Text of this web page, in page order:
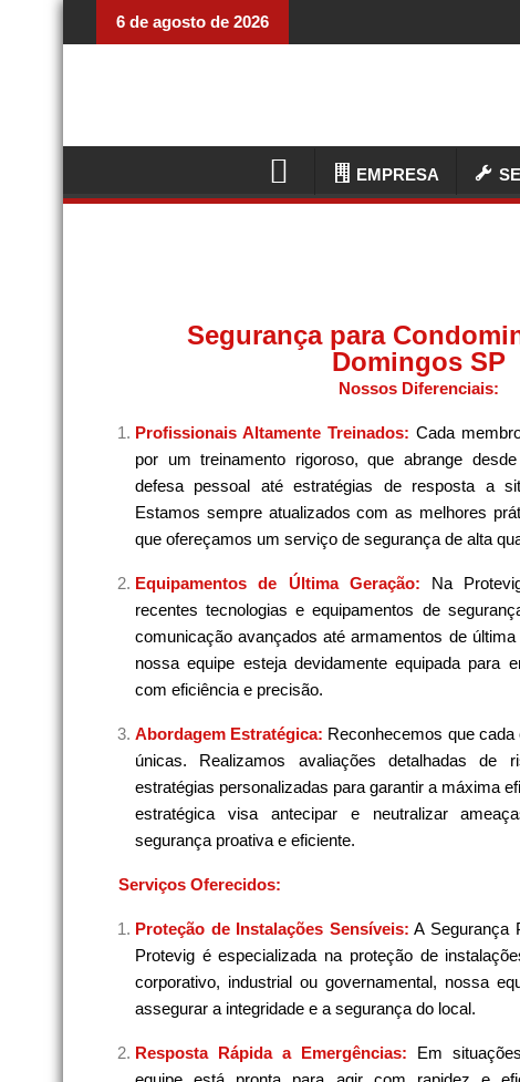
6 de agosto de 2026
EMPRESA
Segurança para
Domingos SP
Nossos Diferenciais:
Profissionais Altamente Treinados: Cada
por um treinamento rigoroso, que abrange
defesa pessoal até estratégias de resposta a
Estamos sempre atualizados com as melhores
que ofereçamos um serviço de segurança de alta
Equipamentos de Última Geração:
Na
recentes tecnologias e equipamentos de
comunicação avançados até armamentos de
nossa equipe esteja devidamente equipada para
com eficiência e precisão.
Abordagem Estratégica: Reconhecemos que
únicas. Realizamos avaliações detalhadas de
estratégias personalizadas para garantir a máxima
estratégica visa antecipar e neutralizar
segurança proativa e eficiente.
Serviços Oferecidos:
Proteção de Instalações Sensíveis: A Segurança
Protevig é especializada na proteção de
corporativo, industrial ou governamental, nossa
assegurar a integridade e a segurança do local.
Resposta Rápida a Emergências:
Em